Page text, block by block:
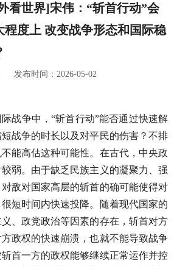
看世界]宋伟：“斩首行动”会
程度上 改变战争形态和国际稳
发布时间：2026-05-02
战争中，“斩首行动”能否通过快速解
战争的时长以及对平民的伤害？不排
能高估这种可能性。在古代，中央政
弱。由于缺乏民族主义的凝聚力、强
敌对国家高层的斩首的确可能使得对
短时间内快速投降。随着现代国家的
、政党政治等因素的存在，斩首对方
政权的快速崩溃，也就不能导致战争
首一方的政权能够继续正常运作并控